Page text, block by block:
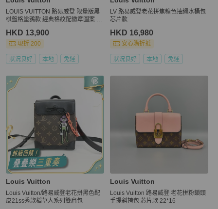
LOUIS VUITTON 路易威登 限量版黑
棋盤格塗鴉款 經典格紋配徽章圖案 雙
HKD 13,900
現折 200
狀況良好 本地 免運
LV 路易威登老花拼焦糖色抽繩水桶包
芯片款
HKD 16,980
安心購折抵
狀況良好 本地 免運
Louis Vuitton
Louis Vuitton/路易威登老花拼黑色配
皮21ss秀款稻草人系列雙肩包
Louis Vuitton
Louis Vuitton 路易威登 老花拼粉鎖頭
手提斜挎包 芯片款 22*16